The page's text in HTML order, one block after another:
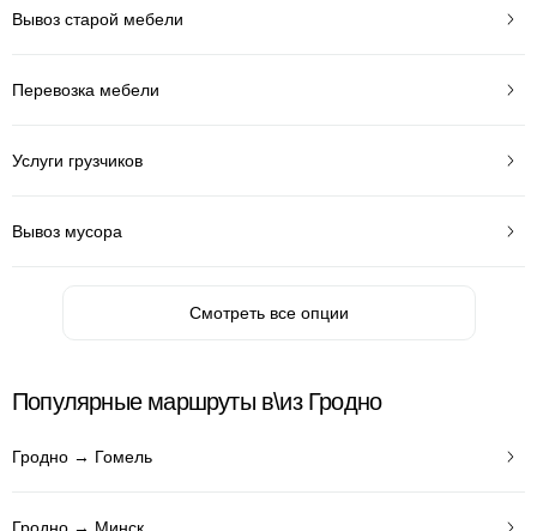
Вывоз старой мебели
Перевозка мебели
Услуги грузчиков
Вывоз мусора
Смотреть все опции
Популярные маршруты в\из Гродно
Гродно → Гомель
Гродно → Минск